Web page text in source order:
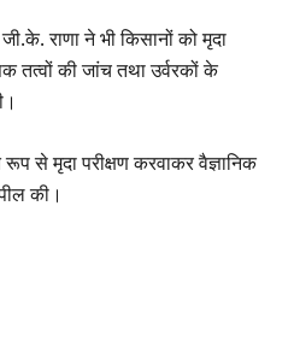
राणा ने भी किसानों को मृदा
तत्वों की जांच तथा उर्वरकों के
रूप से मृदा परीक्षण करवाकर वैज्ञानिक
की।